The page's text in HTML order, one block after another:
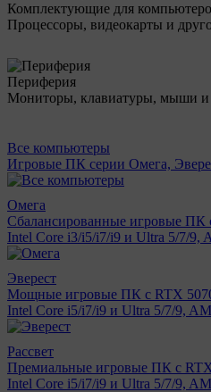
Комплектующие для
Процессоры, видеокарты и
Периферия
Мониторы, клавиатуры, мыши и
Все компьютеры
Игровые ПК серии Омега,
Омега
Сбалансированные игровые ПК
Intel Core i3/i5/i7/i9 и Ultra 5/7/9,
Эверест
Мощные игровые ПК с RTX
Intel Core i5/i7/i9 и Ultra 5/7/9,
Рассвет
Премиальные игровые ПК с
Intel Core i5/i7/i9 и Ultra 5/7/9,